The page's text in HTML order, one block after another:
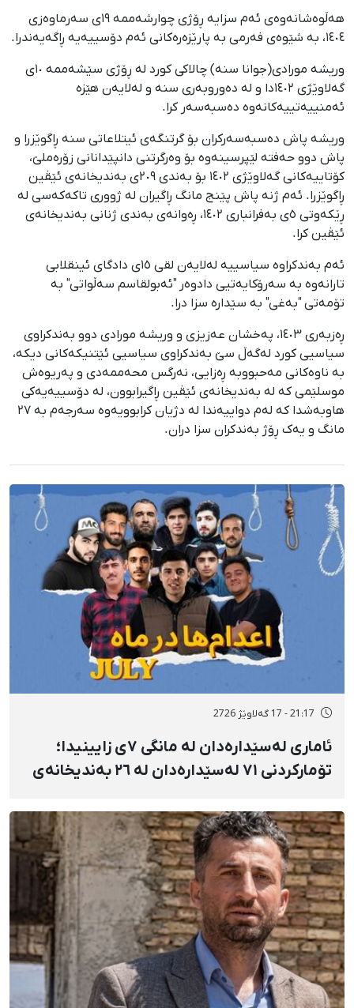
هەڵوەشانەوەی ئەم سزایە ڕۆژی چوارشەممە ١٩ی سەرماوەزی
١٤٠٤، بە شێوەی فەرمی بە پارێزەرەکانی ئەم دۆسییەیە ڕاگەیەندرا.
وریشە مورادی(جوانا سنە) چالاکی کورد لە ڕۆژی سێشەممە ١٠ی
گەلاوێژی ١٤٠٢دا و لە دەوروبەری سنە و لەلایەن هێزە
ئەمنییەتییەکانەوە دەسبەسەر کرا.
وریشە پاش دەسبەسەرکران بۆ گرتنگەی ئیتلاعاتی سنە ڕاگوێزرا و
پاش دوو حەفتە لێپرسینەوە بۆ وەرگرتنی دانپێدانانی زۆرەملێ،
کۆتاییەکانی گەلاوێژی ١٤٠٢ بۆ بەندی ٢٠٩ی بەندیخانەی ئێڤین
ڕاگوێزرا. ئەم ژنە پاش پێنج مانگ ڕاگیران لە ژووری تاکەکەسی لە
ڕێکەوتی ٥ی بەفرانباری ١٤٠٢، ڕەوانەی بەندی ژنانی بەندیخانەی
ئێڤین کرا.
ئەم بەندکراوە سیاسییە لەلایەن لقی ١٥ی دادگای ئینقلابی
تارانەوە بە سەرۆکایەتیی دادوەر "ئەبولقاسم سەڵواتی" بە
تۆمەتی "بەغی" بە سێدارە سزا درا.
ڕەزبەری ١٤٠٣، پەخشان عەزیزی و وریشە مورادی دوو بەندکراوی
سیاسیی کورد لەگەڵ سێ بەندکراوی سیاسیی ئێتنیکەکانی دیکە،
بە ناوەکانی مەحبووبە ڕەزایی، نەرگس محەممەدی و پەریوەش
موسلێمی کە لە بەندیخانەی ئێڤین ڕاگیرابوون، لە دۆسییەیەکی
هاوبەشدا کە لەم دواییەندا لە دژیان کرابوویەوە سەرجەم بە ٢٧
مانگ و یەک ڕۆژ بەندکران سزا دران.
21:17 - 17 گەلاوێژ 2726
ئاماری لەسێدارەدان لە مانگی ٧ی زایینیدا؛
تۆمارکردنی ٧١ لەسێدارەدان لە ٢٦ بەندیخانەی
شوێنی نادیار و لەبەر چاوی خەڵکەوە